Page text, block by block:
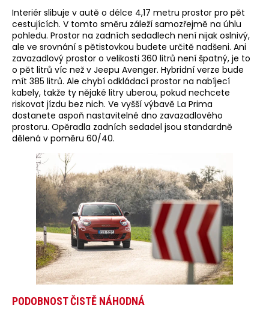
Interiér slibuje v autě o délce 4,17 metru prostor pro pět
cestujících. V tomto směru záleží samozřejmě na úhlu
pohledu. Prostor na zadních sedadlech není nijak oslnivý,
ale ve srovnání s pětistovkou budete určitě nadšeni. Ani
zavazadlový prostor o velikosti 360 litrů není špatný, je to
o pět litrů víc než v Jeepu Avenger. Hybridní verze bude
mít 385 litrů. Ale chybí odkládací prostor na nabíjecí
kabely, takže ty nějaké litry uberou, pokud nechcete
riskovat jízdu bez nich. Ve vyšší výbavě La Prima
dostanete aspoň nastavitelné dno zavazadlového
prostoru. Opěradla zadních sedadel jsou standardně
dělená v poměru 60/40.
PODOBNOST ČISTĚ NÁHODNÁ